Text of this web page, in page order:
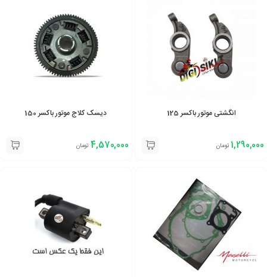
انگشتی موتور باکسر 125
1,290,000 تومان
دیسک کلاج موتور باکسر 150
4,570,000 تومان